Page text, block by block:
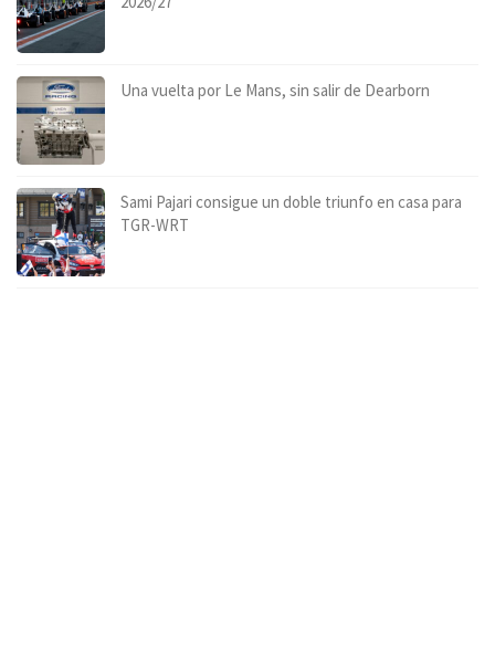
Una vuelta por Le Mans, sin salir de Dearborn
Sami Pajari consigue un doble triunfo en casa para
TGR-WRT